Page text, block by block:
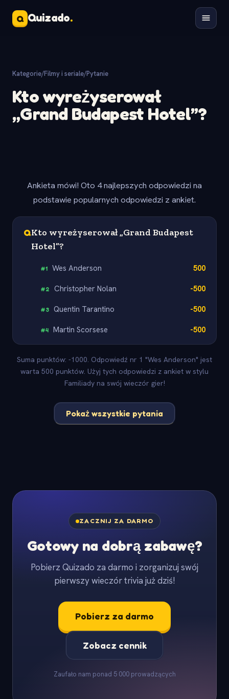
Q Quizado.
Kategorie/Filmy i seriale/Pytanie
Kto wyreżyserował
„Grand Budapest Hotel”?
Ankieta mówi! Oto 4 najlepszych odpowiedzi na
podstawie popularnych odpowiedzi z ankiet.
QKto wyreżyserował „Grand Budapest
Hotel”?
#1 Wes Anderson 500
#2 Christopher Nolan -500
#3 Quentin Tarantino -500
#4 Martin Scorsese -500
Suma punktów: -1000. Odpowiedź nr 1 "Wes Anderson" jest
warta 500 punktów. Użyj tych odpowiedzi z ankiet w stylu
Familiady na swój wieczór gier!
Pokaż wszystkie pytania
ZACZNIJ ZA DARMO
Gotowy na dobrą zabawę?
Pobierz Quizado za darmo i zorganizuj swój
pierwszy wieczór trivia już dziś!
Pobierz za darmo
Zobacz cennik
Zaufało nam ponad 5 000 prowadzących